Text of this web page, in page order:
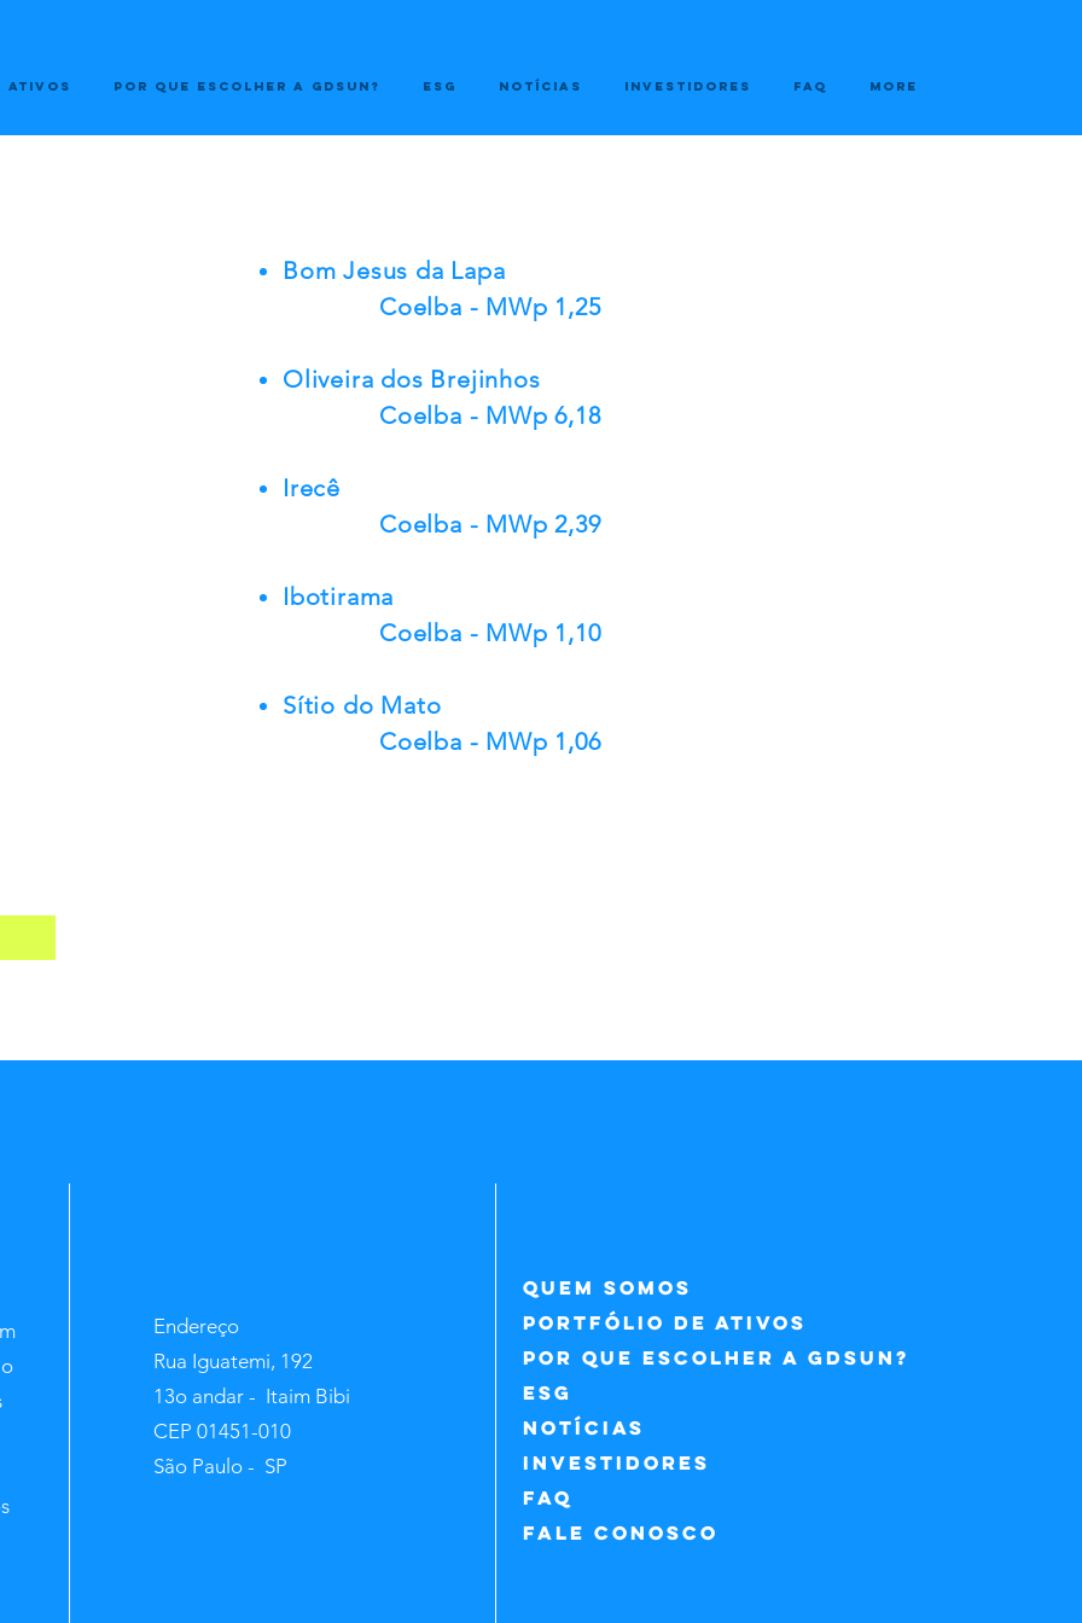
ATIVOS POR QUE ESCOLHER A GDSUN? ESG NOTÍCIAS INVESTIDORES FAQ More
Bom Jesus da Lapa
Coelba - MWp 1,25
Oliveira dos Brejinhos
Coelba - MWp 6,18
Irecê
Coelba - MWp 2,39
Ibotirama
Coelba - MWp 1,10
Sítio do Mato
Coelba - MWp 1,06
Endereço
Rua Iguatemi, 192
13o andar - Itaim Bibi
CEP 01451-010
São Paulo - SP
quem somos
portfólio de ativos
Por que escolher a GDSun?
esg
NOTÍCIAS
investidores
FAQ
Fale Conosco